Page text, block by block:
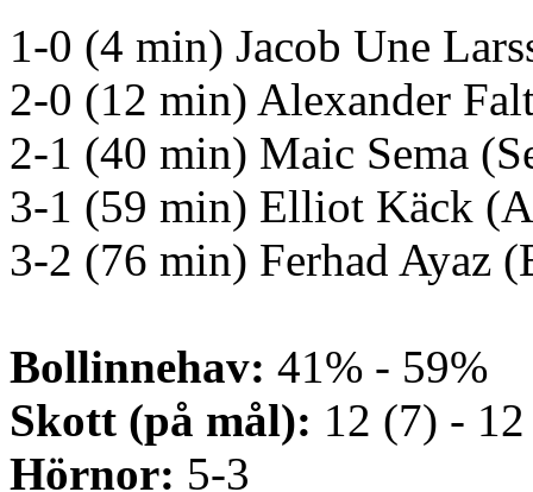
1-0 (4 min) Jacob Une
2-0 (12 min) Alexander
2-1 (40 min) Maic Sema
3-1 (59 min) Elliot Käck
3-2 (76 min) Ferhad Ayaz
Bollinnehav: 41% - 59%
Skott (på mål): 12 (7) -
Hörnor: 5-3